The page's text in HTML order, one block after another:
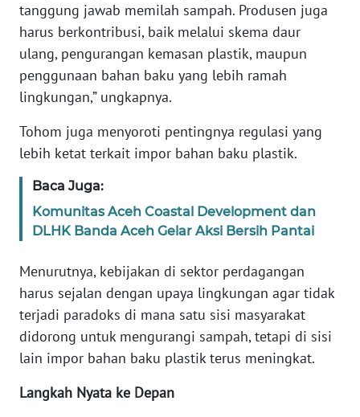
tanggung jawab memilah sampah. Produsen juga
harus berkontribusi, baik melalui skema daur
ulang, pengurangan kemasan plastik, maupun
penggunaan bahan baku yang lebih ramah
lingkungan,” ungkapnya.
Tohom juga menyoroti pentingnya regulasi yang
lebih ketat terkait impor bahan baku plastik.
Baca Juga:
Komunitas Aceh Coastal Development dan
DLHK Banda Aceh Gelar Aksi Bersih Pantai
Menurutnya, kebijakan di sektor perdagangan
harus sejalan dengan upaya lingkungan agar tidak
terjadi paradoks di mana satu sisi masyarakat
didorong untuk mengurangi sampah, tetapi di sisi
lain impor bahan baku plastik terus meningkat.
Langkah Nyata ke Depan
REDAKSI
KARIR
DISCLAIMER
Wahana
News
WN
SUMUT
WN
JAKARTA
WN
JABAR
WN
BANTEN